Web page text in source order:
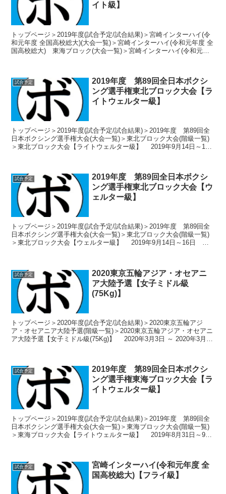
イト級】
トップページ＞2019年度(試合予定/試合結果)＞宮崎インターハイ(令
和元年度 全国高校総大)(大会一覧)＞宮崎インターハイ(令和元年度 全
国高校総大) 東海ブロック(大会一覧)＞宮崎インターハイ(令和元年
試合予定
2019年度 第89回全日本ボクシ
ング選手権東北ブロック大会【ラ
イトウェルター級】
トップページ＞2019年度(試合予定/試合結果)＞2019年度 第89回全
日本ボクシング選手権大会(大会一覧)＞東北ブロック大会(階級一覧)
＞東北ブロック大会【ライトウェルター級】 2019年9月14日～16
試合予定
2019年度 第89回全日本ボクシ
ング選手権東北ブロック大会【ウ
ェルター級】
トップページ＞2019年度(試合予定/試合結果)＞2019年度 第89回全
日本ボクシング選手権大会(大会一覧)＞東北ブロック大会(階級一覧)
＞東北ブロック大会【ウェルター級】 2019年9月14日～16日 山
試合予定
2020東京五輪アジア・オセアニ
ア大陸予選【女子ミドル級
(75Kg)】
トップページ＞2020年度(試合予定/試合結果)＞2020東京五輪アジ
ア・オセアニア大陸予選(階級一覧)＞2020東京五輪アジア・オセアニ
ア大陸予選【女子ミドル級(75Kg)】 2020年3月3日 ～ 2020年3月11
試合予定
2019年度 第89回全日本ボクシ
ング選手権東海ブロック大会【ラ
イトウェルター級】
トップページ＞2019年度(試合予定/試合結果)＞2019年度 第89回全
日本ボクシング選手権大会(大会一覧)＞東海ブロック大会(階級一覧)
＞東海ブロック大会【ライトウェルター級】 2019年8月31日～9月
試合予定
宮崎インターハイ(令和元年度 全
国高校総大)【フライ級】